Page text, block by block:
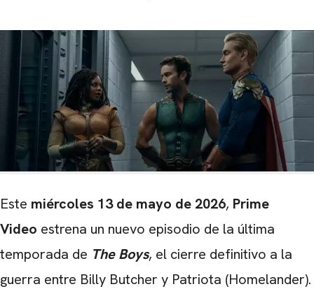
Este miércoles 13 de mayo de 2026, Prime
Video estrena un nuevo episodio de la última
temporada de The Boys, el cierre definitivo a la
guerra entre Billy Butcher y Patriota (Homelander).